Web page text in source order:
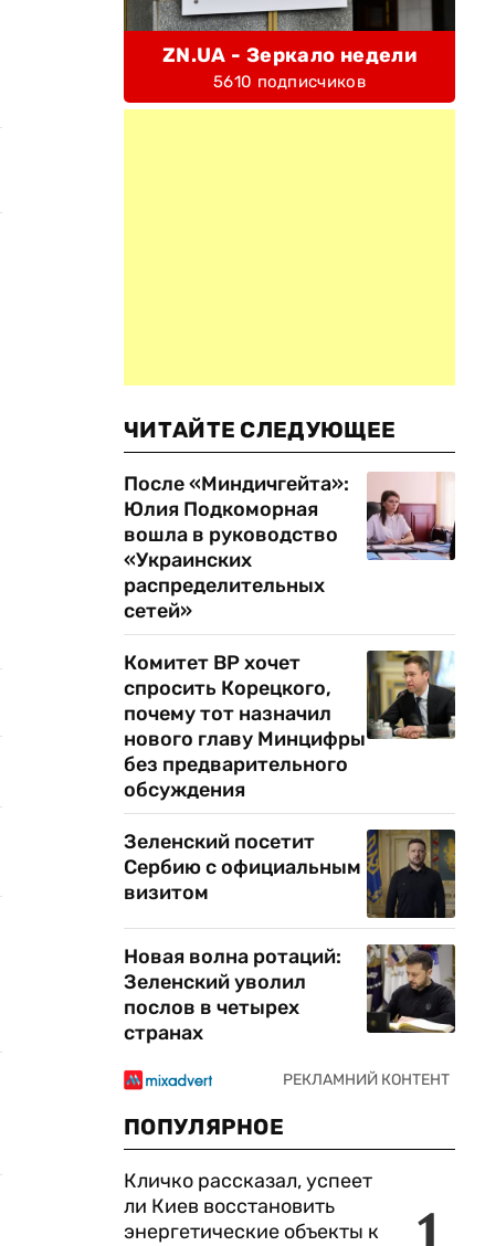
ZN.UA - Зеркало недели
5610 подписчиков
ЧИТАЙТЕ СЛЕДУЮЩЕЕ
После «Миндичгейта»:
Юлия Подкоморная
вошла в руководство
«Украинских
распределительных
сетей»
Комитет ВР хочет
спросить Корецкого,
почему тот назначил
нового главу Минцифры
без предварительного
обсуждения
Зеленский посетит
Сербию с официальным
визитом
Новая волна ротаций:
Зеленский уволил
послов в четырех
странах
ПОПУЛЯРНОЕ
Кличко рассказал, успеет
ли Киев восстановить
энергетические объекты к